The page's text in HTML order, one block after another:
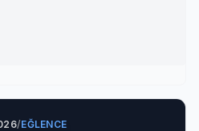
/EĞLENCE